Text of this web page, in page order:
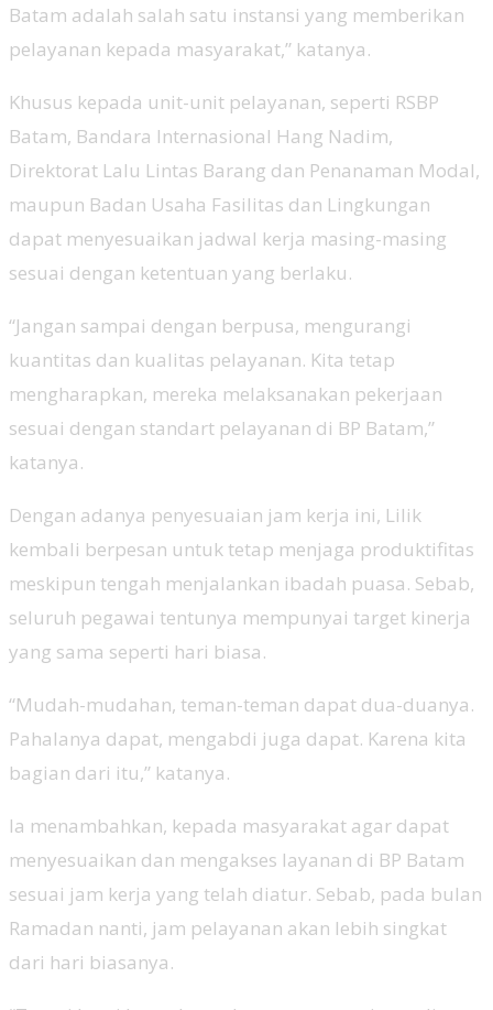
Batam adalah salah satu instansi yang memberikan
pelayanan kepada masyarakat,” katanya.
Khusus kepada unit-unit pelayanan, seperti RSBP
Batam, Bandara Internasional Hang Nadim,
Direktorat Lalu Lintas Barang dan Penanaman Modal,
maupun Badan Usaha Fasilitas dan Lingkungan
dapat menyesuaikan jadwal kerja masing-masing
sesuai dengan ketentuan yang berlaku.
“Jangan sampai dengan berpusa, mengurangi
kuantitas dan kualitas pelayanan. Kita tetap
mengharapkan, mereka melaksanakan pekerjaan
sesuai dengan standart pelayanan di BP Batam,”
katanya.
Dengan adanya penyesuaian jam kerja ini, Lilik
kembali berpesan untuk tetap menjaga produktifitas
meskipun tengah menjalankan ibadah puasa. Sebab,
seluruh pegawai tentunya mempunyai target kinerja
yang sama seperti hari biasa.
“Mudah-mudahan, teman-teman dapat dua-duanya.
Pahalanya dapat, mengabdi juga dapat. Karena kita
bagian dari itu,” katanya.
Ia menambahkan, kepada masyarakat agar dapat
menyesuaikan dan mengakses layanan di BP Batam
sesuai jam kerja yang telah diatur. Sebab, pada bulan
Ramadan nanti, jam pelayanan akan lebih singkat
dari hari biasanya.